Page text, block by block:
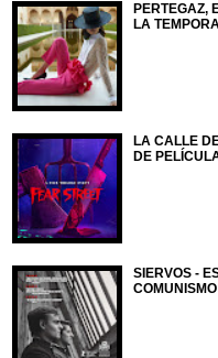
PERTEGAZ,
LA
LA CALLE
DE
SIERVOS -